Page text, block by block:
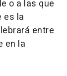
o a las que
es la
entre
en la